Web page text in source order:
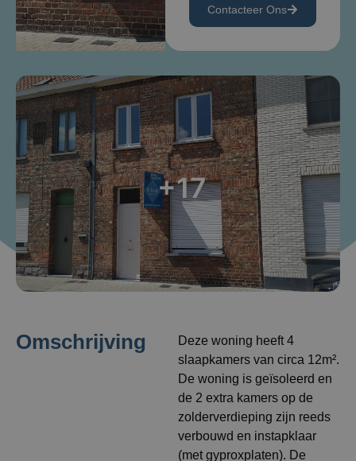
Contacteer Ons
+17
Omschrijving
Deze woning heeft 4
slaapkamers van circa 12m².
De woning is geïsoleerd en
de 2 extra kamers op de
zolderverdieping zijn reeds
verbouwd en instapklaar
(met gyproxplaten). De